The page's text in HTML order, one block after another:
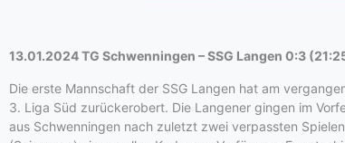
13.01.2024 TG Schwenningen – SSG Langen 0:3
Die erste Mannschaft der SSG Langen hat am
3. Liga Süd zurückerobert. Die Langener gingen im
aus Schwenningen nach zuletzt zwei verpassten